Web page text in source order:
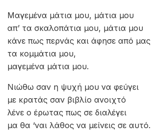
Μαγεμένα μάτια μου, μάτια μου
απ’ τα σκαλοπάτια μου, μάτια μου
κάνε πως περνάς και άφησε από μας
τα κομμάτια μου,
μαγεμένα μάτια μου.
Νιώθω σαν η ψυχή μου να φεύγει
με κρατάς σαν βιβλίο ανοιχτό
λένε ο έρωτας πως σε διαλέγει
μα θα ‘ναι λάθος να μείνεις σε αυτό.